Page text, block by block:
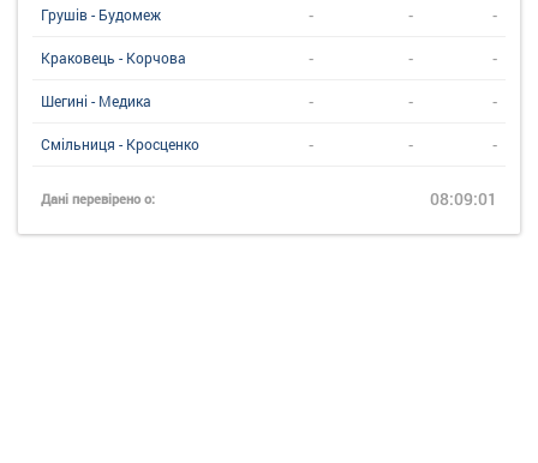
Грушів - Будомеж - - -
Краковець - Корчова - - -
Шегині - Медика - - -
Смільниця - Кросценко - - -
Дані перевірено о: 08:09:01